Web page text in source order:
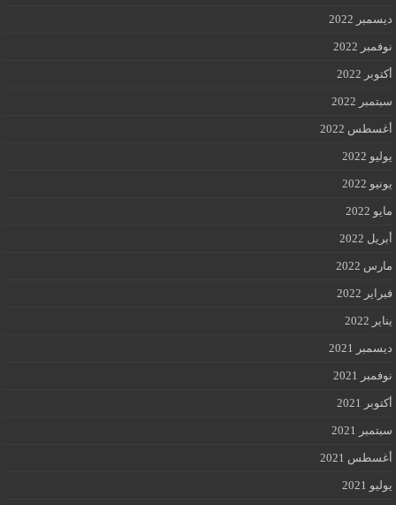
ديسمبر 2022
نوفمبر 2022
أكتوبر 2022
سبتمبر 2022
أغسطس 2022
يوليو 2022
يونيو 2022
مايو 2022
أبريل 2022
مارس 2022
فبراير 2022
يناير 2022
ديسمبر 2021
نوفمبر 2021
أكتوبر 2021
سبتمبر 2021
أغسطس 2021
يوليو 2021